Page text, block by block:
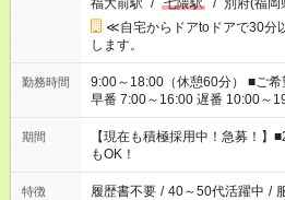
福大前駅 / 七隈駅 / 別府(福岡
≪自宅からドアtoドアで30分
します。
勤務時間
9:00～18:00（休憩60分） ■ご希望があれば下記シフトもOK！
早番 7:00～16:00 遅番 10:00～
と休みを合わせたい」 「余裕を
「できれば残業はしたくない」
ね。 ※Wワーク希望の方へ 今ご覧のお仕事で希望する勤務時間
と、もう1つのお仕事の勤務時
合は応募できません。
期間
【現在も積極採用中！急募！
もOK！
特徴 履歴書不要 / 40～50代活躍中 /